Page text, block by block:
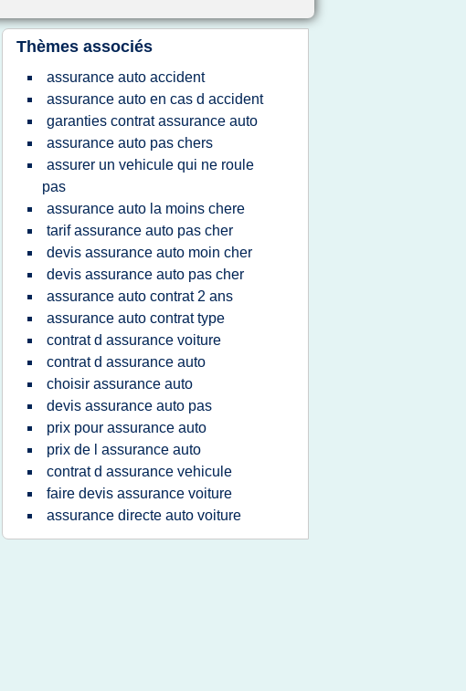
Thèmes associés
assurance auto accident
assurance auto en cas d accident
garanties contrat assurance auto
assurance auto pas chers
assurer un vehicule qui ne roule
pas
assurance auto la moins chere
tarif assurance auto pas cher
devis assurance auto moin cher
devis assurance auto pas cher
assurance auto contrat 2 ans
assurance auto contrat type
contrat d assurance voiture
contrat d assurance auto
choisir assurance auto
devis assurance auto pas
prix pour assurance auto
prix de l assurance auto
contrat d assurance vehicule
faire devis assurance voiture
assurance directe auto voiture